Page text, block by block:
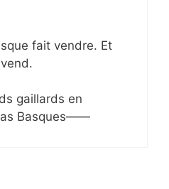
fait vendre. Et
gaillards en
Basques——